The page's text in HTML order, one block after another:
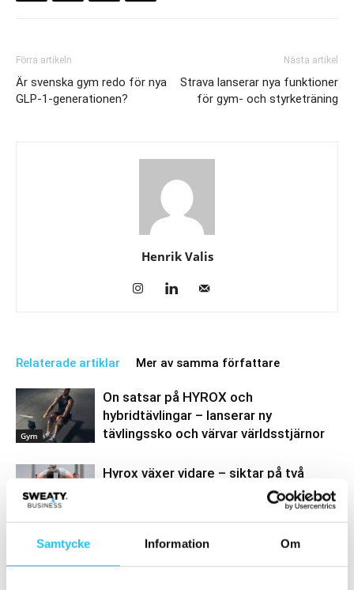
Samtycke Information Om
Förra artikeln
Är svenska gym redo för nya
GLP-1-generationen?
Nästa artikel
Strava lanserar nya funktioner
för gym- och styrketräning
Henrik Valis
Relaterade artiklar Mer av samma författare
Gym
On satsar på HYROX och
hybridtävlingar – lanserar ny
tävlingssko och värvar världsstjärnor
Business
Hyrox växer vidare – siktar på två
miljoner deltagare och förändrar
HYROX utökar
välgörenhetssamarbeten i